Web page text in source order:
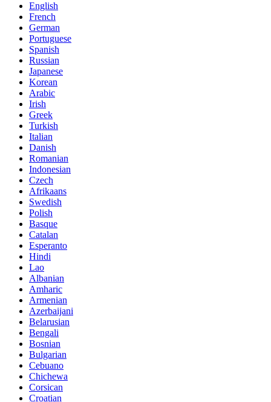
English
French
German
Portuguese
Spanish
Russian
Japanese
Korean
Arabic
Irish
Greek
Turkish
Italian
Danish
Romanian
Indonesian
Czech
Afrikaans
Swedish
Polish
Basque
Catalan
Esperanto
Hindi
Lao
Albanian
Amharic
Armenian
Azerbaijani
Belarusian
Bengali
Bosnian
Bulgarian
Cebuano
Chichewa
Corsican
Croatian